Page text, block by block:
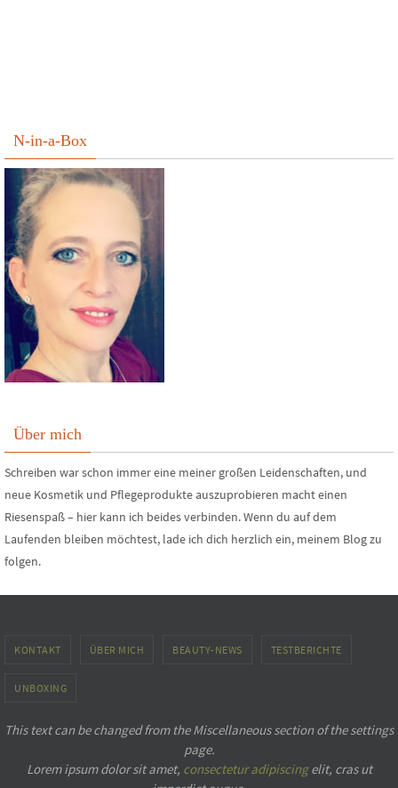
N-in-a-Box
Über mich
Schreiben war schon immer eine meiner großen Leidenschaften, und
neue Kosmetik und Pflegeprodukte auszuprobieren macht einen
Riesenspaß – hier kann ich beides verbinden. Wenn du auf dem
Laufenden bleiben möchtest, lade ich dich herzlich ein, meinem Blog zu
folgen.
KONTAKT ÜBER MICH BEAUTY-NEWS TESTBERICHTE
UNBOXING
This text can be changed from the Miscellaneous section of the settings
page.
Lorem ipsumdolor sit amet, consectetur adipiscingelit, cras ut